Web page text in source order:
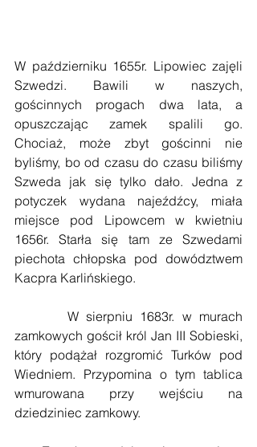
W październiku 1655r. Lipowiec zajęli
Szwedzi. Bawili w naszych,
gościnnych progach dwa lata, a
opuszczając zamek spalili go.
Chociaż, może zbyt gościnni nie
byliśmy, bo od czasu do czasu biliśmy
Szweda jak się tylko dało. Jedna z
potyczek wydana najeźdźcy, miała
miejsce pod Lipowcem w kwietniu
1656r. Starła się tam ze Szwedami
piechota chłopska pod dowództwem
Kacpra Karlińskiego.
W sierpniu 1683r. w murach
zamkowych gościł król Jan III Sobieski,
który podążał rozgromić Turków pod
Wiedniem. Przypomina o tym tablica
wmurowana przy wejściu na
dziedziniec zamkowy.